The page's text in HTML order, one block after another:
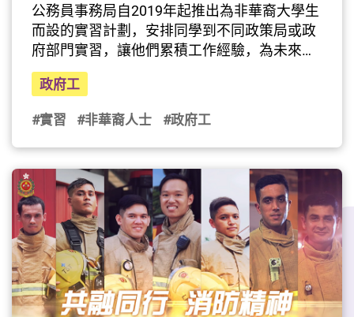
公務員事務局自2019年起推出為非華裔大學生
而設的實習計劃，安排同學到不同政策局或政
府部門實習，讓他們累積工作經驗，為未來生
涯規劃做好準備。公務員事務局會參考同學的
所修科目，盡量安排一個能夠讓他們實踐相關
學術知識的工作崗位實習。實習生Sheik
Mahmood Afif (Afif)獲派到數字政策辦公室，
協助智慧政府創新實驗室的日常運作，包括編
寫電腦程式以分析已收集的人工智能方案。於
大學修讀計算機工程的Afif認為，實習工作範
疇跟他就讀的學科息息相關，令他能學以致用
之餘，亦加強他於科技相關行業發展的意向，
他亦非常推薦其他非華裔學生參加這個實習計
劃。想了解更多Afif在數字政策辦公室實習的
經驗和得着，請收看Afif的分享。
（影片由公務員事務局提供）
政府工
#實習
#非華裔人士 #政府工